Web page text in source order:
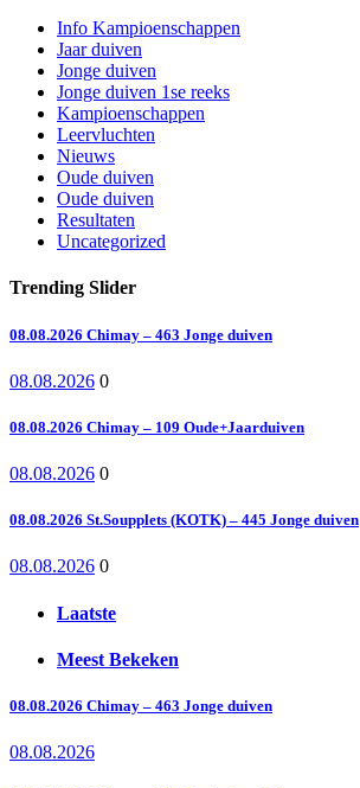
Info Kampioenschappen
Jaar duiven
Jonge duiven
Jonge duiven 1se reeks
Kampioenschappen
Leervluchten
Nieuws
Oude duiven
Oude duiven
Resultaten
Uncategorized
Trending Slider
08.08.2026 Chimay – 463 Jonge duiven
08.08.2026 0
08.08.2026 Chimay – 109 Oude+Jaarduiven
08.08.2026 0
08.08.2026 St.Soupplets (KOTK) – 445 Jonge duiven
08.08.2026 0
Laatste
Meest Bekeken
08.08.2026 Chimay – 463 Jonge duiven
08.08.2026